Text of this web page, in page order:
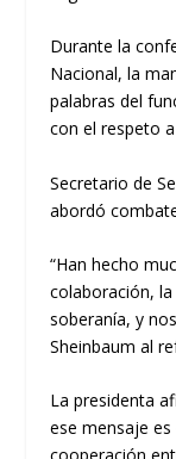
Durante la
Nacional, la
palabras del
con el respeto
Secretario de
abordó
“Han hecho
colaboración,
soberanía, y
Sheinbaum al
La presidenta
ese mensaje